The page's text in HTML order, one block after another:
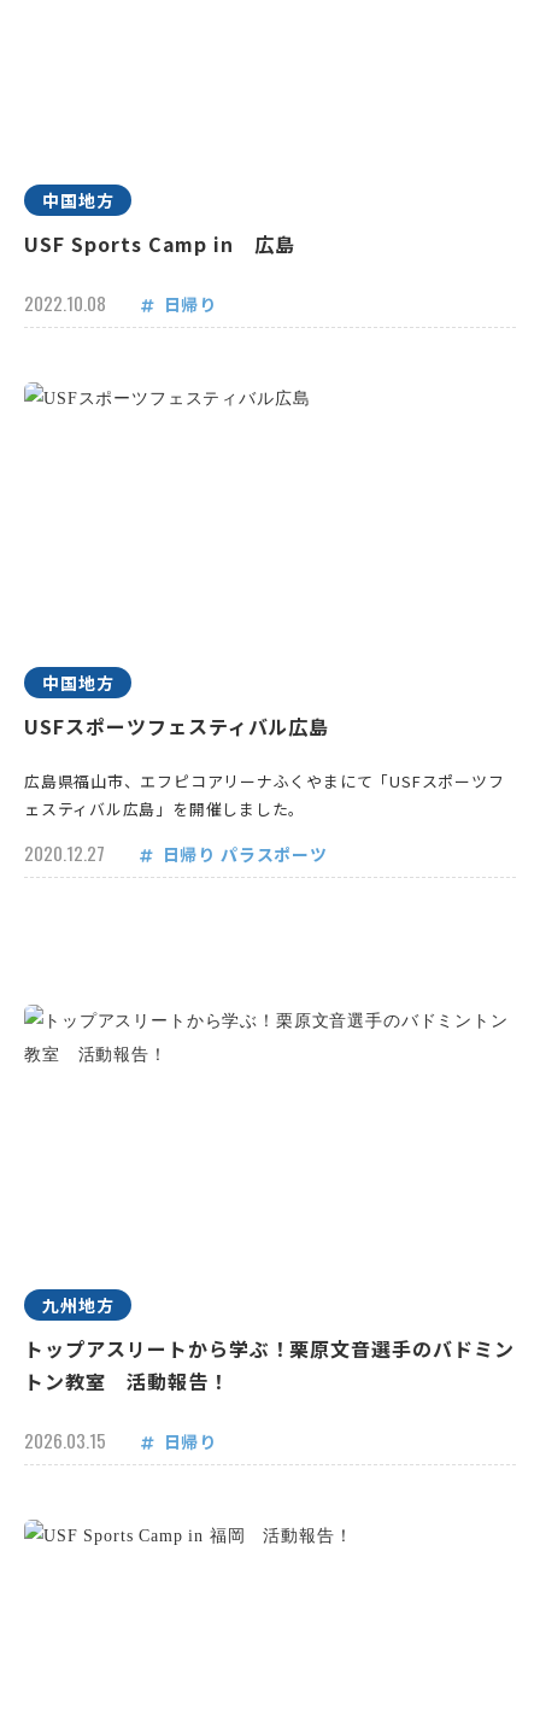
中国地方
USF Sports Camp in 広島
2022.10.08 日帰り
中国地方
USFスポーツフェスティバル広島
広島県福山市、エフピコアリーナふくやまにて「USFスポーツフ
ェスティバル広島」を開催しました。
2020.12.27 日帰り パラスポーツ
九州地方
トップアスリートから学ぶ！栗原文音選手のバドミン
トン教室 活動報告！
2026.03.15 日帰り